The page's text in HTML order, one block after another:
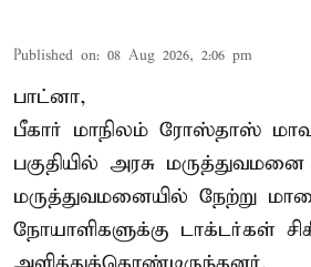
Published on: 08 Aug 2026, 2:06 pm
பாட்னா,
பீகார் மாநிலம் ரோஸ்தாஸ்
பகுதியில் அரசு
மருத்துவமனையில் நேற்று
நோயாளிகளுக்கு டாக்டர்கள்